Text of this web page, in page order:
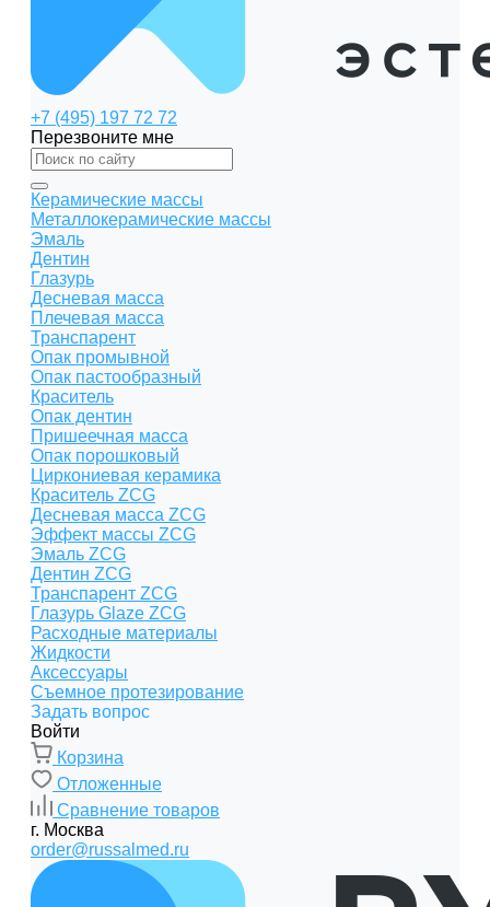
+7 (495) 197 72 72
Перезвоните мне
Керамические массы
Металлокерамические массы
Эмаль
Дентин
Глазурь
Десневая масса
Плечевая масса
Транспарент
Опак промывной
Опак пастообразный
Краситель
Опак дентин
Пришеечная масса
Опак порошковый
Циркониевая керамика
Краситель ZCG
Десневая масса ZCG
Эффект массы ZCG
Эмаль ZCG
Дентин ZCG
Транспарент ZCG
Глазурь Glaze ZCG
Расходные материалы
Жидкости
Аксессуары
Съемное протезирование
Задать вопрос
Войти
Корзина
Отложенные
Сравнение товаров
г. Москва
order@russalmed.ru